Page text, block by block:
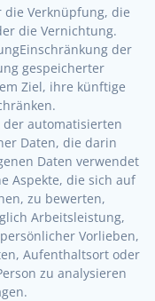
Verknüpfung, die
die Vernichtung.
der
gespeicherter
Ziel, ihre künftige
automatisierten
Daten, die darin
Daten verwendet
Aspekte, die sich auf
zu bewerten,
Arbeitsleistung,
Vorlieben,
Aufenthaltsort oder
zu analysieren